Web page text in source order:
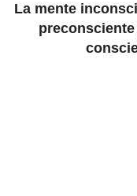
La mente